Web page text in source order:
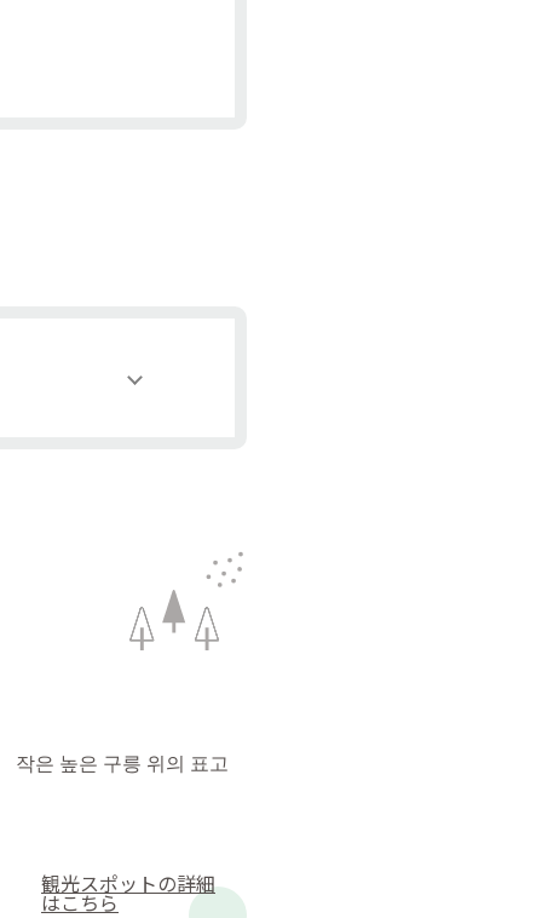
작은 높은 구릉 위의 표고
観光スポットの詳細
はこちら